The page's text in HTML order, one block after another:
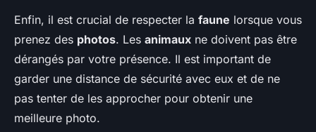
Enfin, il est crucial de respecter la faune lorsque vous
prenez des photos. Les animaux ne doivent pas être
dérangés par votre présence. Il est important de
garder une distance de sécurité avec eux et de ne
pas tenter de les approcher pour obtenir une
meilleure photo.